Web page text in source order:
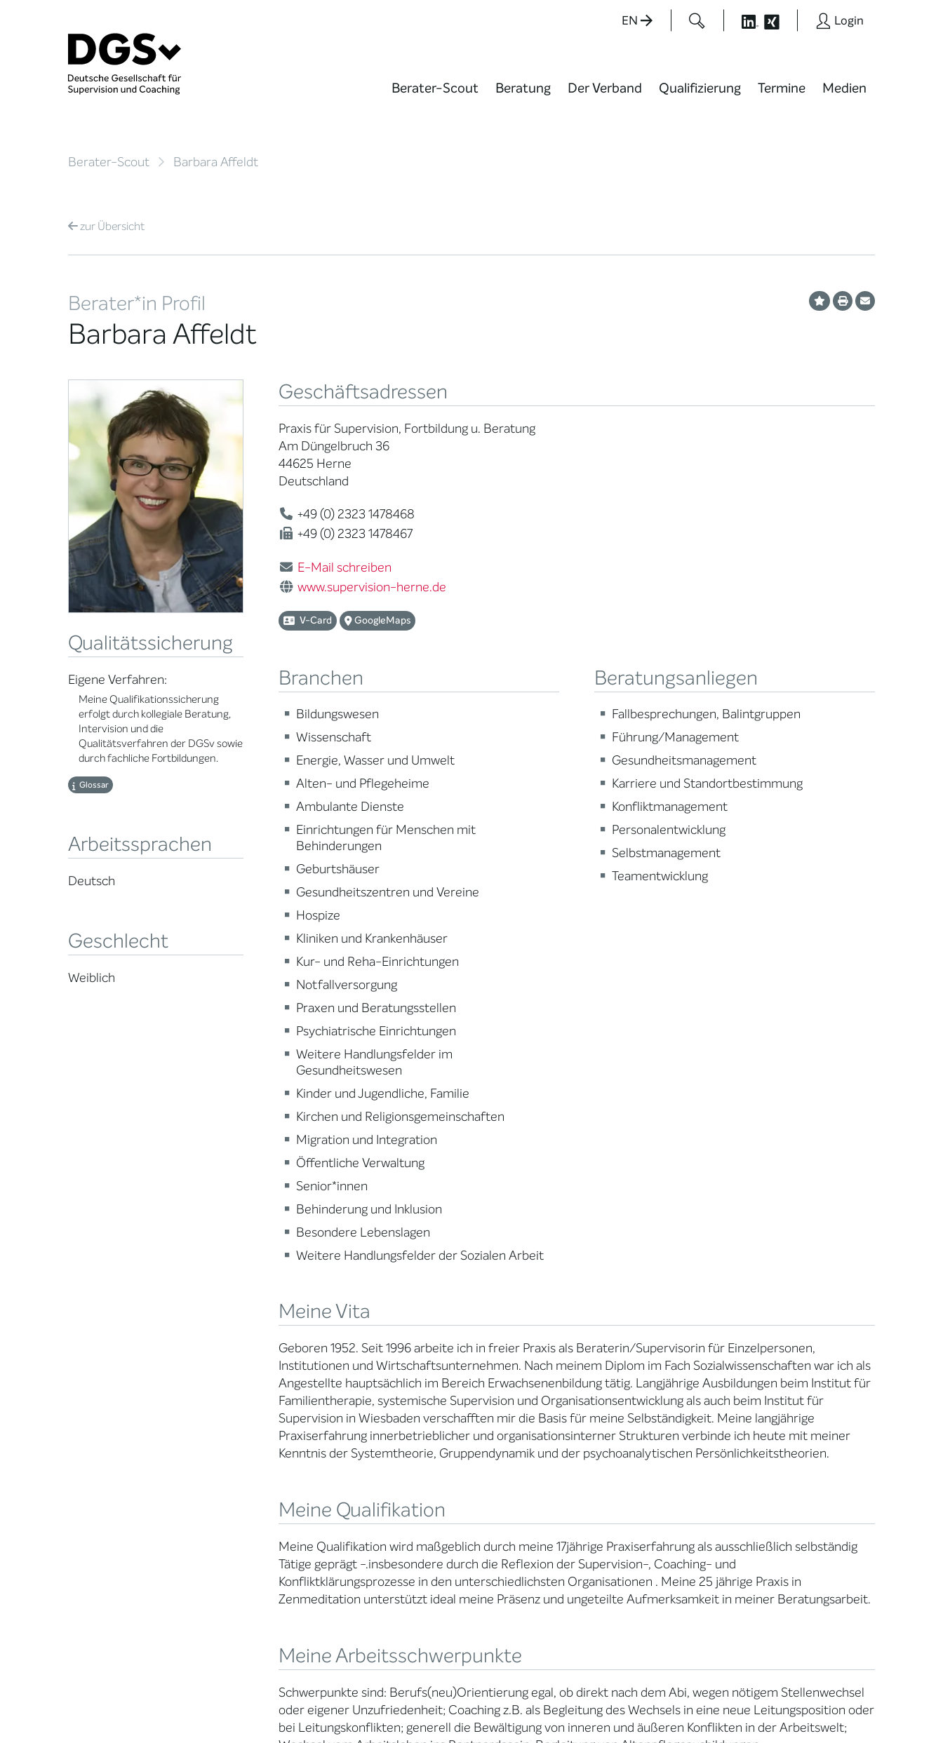
EN Login
Berater-Scout Beratung Der Verband Qualifizierung Termine Medien
Berater-Scout Barbara Affeldt
zurÜbersicht
Berater*in Profil
Barbara Affeldt
Qualitätssicherung
Eigene Verfahren:
Meine Qualifikationssicherung
erfolgt durch kollegiale Beratung,
Intervision und die
Qualitätsverfahren der DGSv sowie
durch fachliche Fortbildungen.
Glossar
Arbeitssprachen
Deutsch
Geschlecht
Weiblich
Geschäftsadressen
Praxis für Supervision, Fortbildung u. Beratung
Am Düngelbruch 36
44625 Herne
Deutschland
+49 (0) 2323 1478468
+49 (0) 2323 1478467
E-Mail schreiben
www.supervision-herne.de
V-Card GoogleMaps
Branchen
Bildungswesen
Wissenschaft
Energie, Wasser und Umwelt
Alten- und Pflegeheime
Ambulante Dienste
Einrichtungen für Menschen mit
Behinderungen
Geburtshäuser
Gesundheitszentren und Vereine
Hospize
Kliniken und Krankenhäuser
Kur- und Reha-Einrichtungen
Notfallversorgung
Praxen und Beratungsstellen
Psychiatrische Einrichtungen
Weitere Handlungsfelder im
Gesundheitswesen
Kinder und Jugendliche, Familie
Kirchen und Religionsgemeinschaften
Migration und Integration
Öffentliche Verwaltung
Senior*innen
Behinderung und Inklusion
Besondere Lebenslagen
Weitere Handlungsfelder der Sozialen Arbeit
Beratungsanliegen
Fallbesprechungen, Balintgruppen
Führung/Management
Gesundheitsmanagement
Karriere und Standortbestimmung
Konfliktmanagement
Personalentwicklung
Selbstmanagement
Teamentwicklung
Meine Vita
Geboren 1952. Seit 1996 arbeite ich in freier Praxis als Beraterin/Supervisorin für Einzelpersonen,
Institutionen und Wirtschaftsunternehmen. Nach meinem Diplom im Fach Sozialwissenschaften war ich als
Angestellte hauptsächlich im Bereich Erwachsenenbildung tätig. Langjährige Ausbildungen beim Institut für
Familientherapie, systemische Supervision und Organisationsentwicklung als auch beim Institut für
Supervision in Wiesbaden verschafften mir die Basis für meine Selbständigkeit. Meine langjährige
Praxiserfahrung innerbetrieblicher und organisationsinterner Strukturen verbinde ich heute mit meiner
Kenntnis der Systemtheorie, Gruppendynamik und der psychoanalytischen Persönlichkeitstheorien.
Meine Qualifikation
Meine Qualifikation wird maßgeblich durch meine 17jährige Praxiserfahrung als ausschließlich selbständig
Tätige geprägt -.insbesondere durch die Reflexion der Supervision-, Coaching- und
Konfliktklärungsprozesse in den unterschiedlichsten Organisationen . Meine 25 jährige Praxis in
Zenmeditation unterstützt ideal meine Präsenz und ungeteilte Aufmerksamkeit in meiner Beratungsarbeit.
Meine Arbeitsschwerpunkte
Schwerpunkte sind: Berufs(neu)Orientierung egal, ob direkt nach dem Abi, wegen nötigem Stellenwechsel
oder eigener Unzufriedenheit; Coaching z.B. als Begleitung des Wechsels in eine neue Leitungsposition oder
bei Leitungskonflikten; generell die Bewältigung von inneren und äußeren Konflikten in der Arbeitswelt;